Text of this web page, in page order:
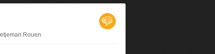
Rouen